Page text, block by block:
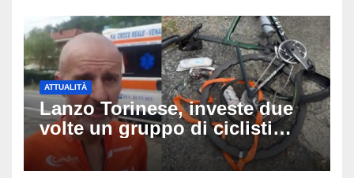
ATTUALITÀ
Lanzo Torinese, investe due
volte un gruppo di ciclisti
dopo una lite: arrestato
73enne, il racconto choc di un